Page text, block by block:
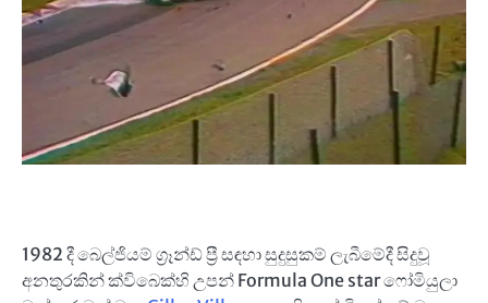
1982 දී බෙල්ජියම් ග්‍රෑන්ඩ් ප්‍රී සඳහා සුදුසුකම් ලැබීමේදී සිදුවූ
අනතුරකින් ක්විබෙක්හි උපන් Formula One star ෆෝමියුලා